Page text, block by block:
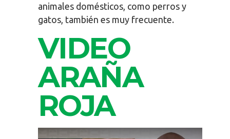
animales domésticos, como perros y
gatos, también es muy frecuente.
VIDEO
ARAÑA
ROJA